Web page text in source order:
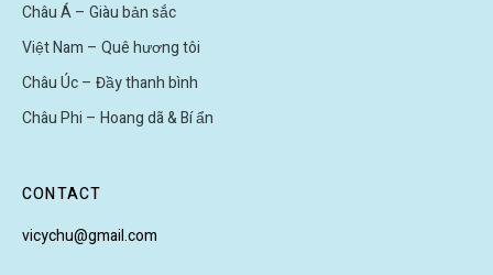
Châu Á – Giàu bản sắc
Việt Nam – Quê hương tôi
Châu Úc – Đầy thanh bình
Châu Phi – Hoang dã & Bí ẩn
CONTACT
vicychu@gmail.com